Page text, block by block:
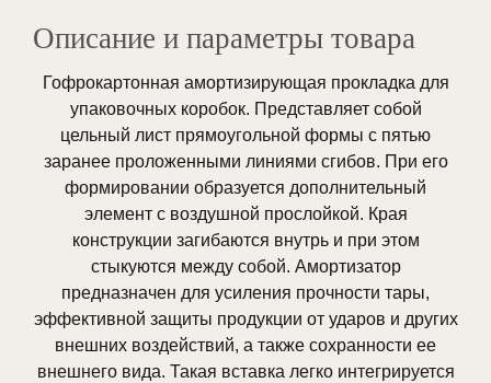
Описание и параметры товара
Гофрокартонная амортизирующая прокладка для
упаковочных коробок. Представляет собой
цельный лист прямоугольной формы с пятью
заранее проложенными линиями сгибов. При его
формировании образуется дополнительный
элемент с воздушной прослойкой. Края
конструкции загибаются внутрь и при этом
стыкуются между собой. Амортизатор
предназначен для усиления прочности тары,
эффективной защиты продукции от ударов и других
внешних воздействий, а также сохранности ее
внешнего вида. Такая вставка легко интегрируется